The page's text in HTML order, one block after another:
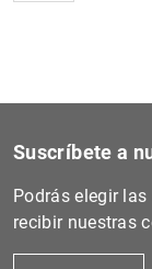
Suscríbete a
Podrás elegir
recibir nuestras